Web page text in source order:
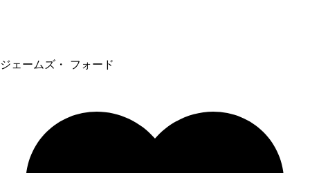
ジェームズ・ フォード